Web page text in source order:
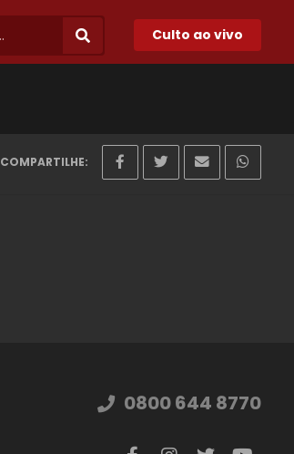
Culto ao vivo
COMPARTILHE:
0800 644 8770